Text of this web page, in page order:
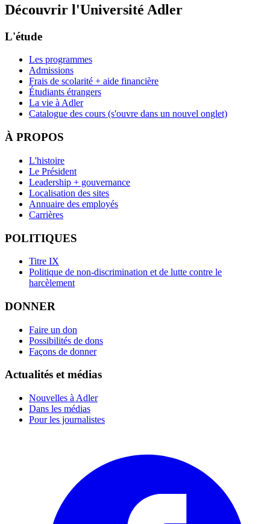
Découvrir l'Université Adler
L'étude
Les programmes
Admissions
Frais de scolarité + aide financière
Étudiants étrangers
La vie à Adler
Catalogue des cours (s'ouvre dans un nouvel onglet)
À PROPOS
L'histoire
Le Président
Leadership + gouvernance
Localisation des sites
Annuaire des employés
Carrières
POLITIQUES
Titre IX
Politique de non-discrimination et de lutte contre le
harcèlement
DONNER
Faire un don
Possibilités de dons
Façons de donner
Actualités et médias
Nouvelles à Adler
Dans les médias
Pour les journalistes